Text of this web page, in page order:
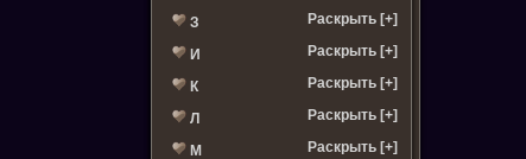
З Раскрыть [+]
И Раскрыть [+]
К Раскрыть [+]
Л Раскрыть [+]
М Раскрыть [+]